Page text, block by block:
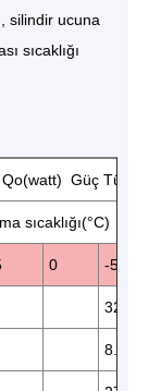
silindir ucuna
sıcaklığı
Qo(watt) Güç
sıcaklığı(°C)
0 -5
32880
8.86